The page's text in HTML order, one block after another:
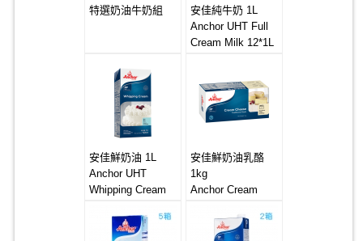
特選奶油牛奶組
安佳純牛奶 1L
Anchor UHT Full
Cream Milk 12*1L
安佳鮮奶油 1L
Anchor UHT
Whipping Cream
安佳鮮奶油乳酪
1kg
Anchor Cream